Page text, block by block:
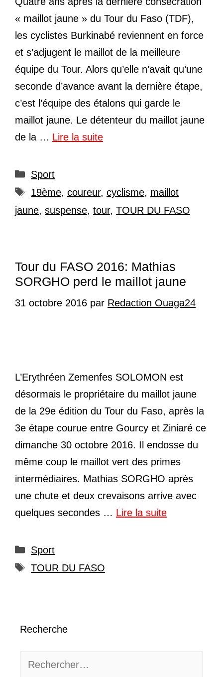
« maillot jaune » du Tour du Faso (TDF),
les cyclistes Burkinabé reviennent en force
et s’adjugent le maillot de la meilleure
équipe du Tour. Alors qu’elle n’avait qu’une
seconde d’avance avant la dernière étape,
c’est l’équipe des étalons qui garde le
maillot jaune. Le détenteur du maillot jaune
de la … Lire la suite
Catégories
Sport
Étiquettes
19ème, coureur, cyclisme, maillot
jaune, suspense, tour, TOUR DU FASO
Tour du FASO 2016: Mathias
SORGHO perd le maillot jaune
31 octobre 2016 par Redaction Ouaga24
L’Erythréen Zemenfes SOLOMON est
désormais le propriétaire du maillot jaune
de la 29e édition du Tour du Faso, après la
3e étape courue entre Gourcy et Ziniaré ce
dimanche 30 octobre 2016. Il endosse du
même coup le maillot vert des primes
intermédiaires. Mathias SORGHO après
une chute et deux crevaisons arrive avec
quelques secondes … Lire la suite
Catégories
Sport
Étiquettes
TOUR DU FASO
Recherche